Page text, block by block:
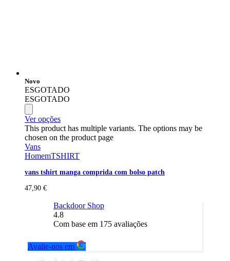
Novo
ESGOTADO
ESGOTADO
Ver opções
This product has multiple variants. The options may be
chosen on the product page
Vans
HomemTSHIRT
vans tshirt manga comprida com bolso patch
47,90 €
Backdoor Shop
4.8
Com base em 175 avaliações
Avalie-nos em